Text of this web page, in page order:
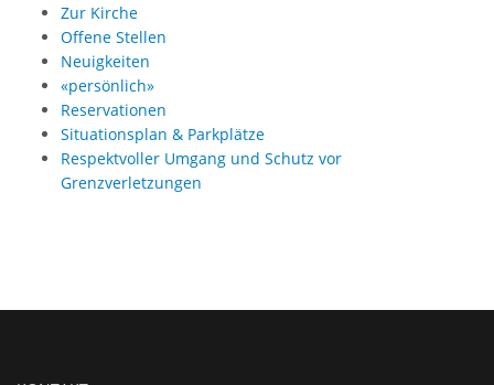
Zur Kirche
Offene Stellen
Neuigkeiten
«persönlich»
Reservationen
Situationsplan & Parkplätze
Respektvoller Umgang und Schutz vor
Grenzverletzungen